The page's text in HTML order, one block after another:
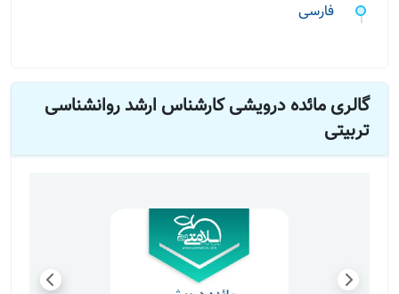
فارسی
گالری مائده درویشی کارشناس ارشد روانشناسی
تربیتی